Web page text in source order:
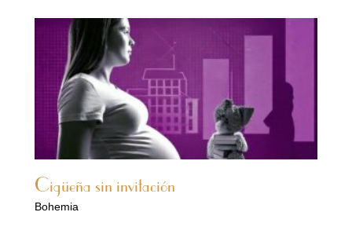
Cigüeña sin invitación
Bohemia